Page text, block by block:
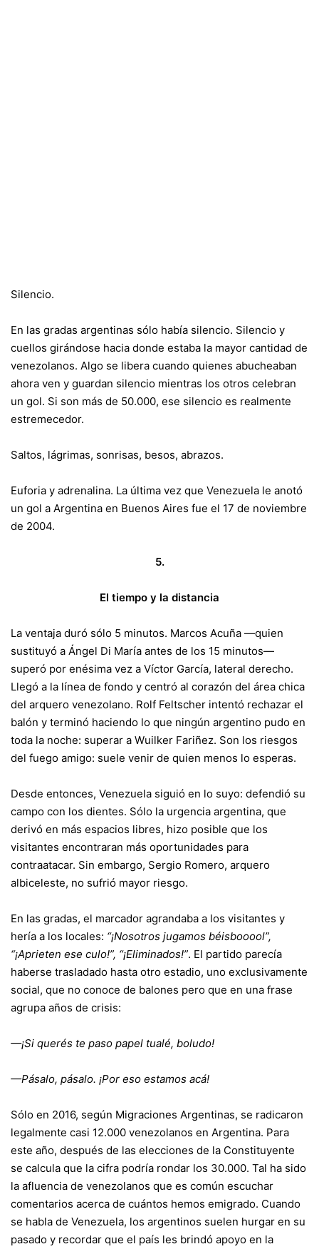
Silencio.
En las gradas argentinas sólo había silencio. Silencio y
cuellos girándose hacia donde estaba la mayor cantidad de
venezolanos. Algo se libera cuando quienes abucheaban
ahora ven y guardan silencio mientras los otros celebran
un gol. Si son más de 50.000, ese silencio es realmente
estremecedor.
Saltos, lágrimas, sonrisas, besos, abrazos.
Euforia y adrenalina. La última vez que Venezuela le anotó
un gol a Argentina en Buenos Aires fue el 17 de noviembre
de 2004.
5.
El tiempo y la distancia
La ventaja duró sólo 5 minutos. Marcos Acuña —quien
sustituyó a Ángel Di María antes de los 15 minutos—
superó por enésima vez a Víctor García, lateral derecho.
Llegó a la línea de fondo y centró al corazón del área chica
del arquero venezolano. Rolf Feltscher intentó rechazar el
balón y terminó haciendo lo que ningún argentino pudo en
toda la noche: superar a Wuilker Fariñez. Son los riesgos
del fuego amigo: suele venir de quien menos lo esperas.
Desde entonces, Venezuela siguió en lo suyo: defendió su
campo con los dientes. Sólo la urgencia argentina, que
derivó en más espacios libres, hizo posible que los
visitantes encontraran más oportunidades para
contraatacar. Sin embargo, Sergio Romero, arquero
albiceleste, no sufrió mayor riesgo.
En las gradas, el marcador agrandaba a los visitantes y
hería a los locales: “¡Nosotros jugamos béisbooool”,
“¡Aprieten ese culo!”, “¡Eliminados!”. El partido parecía
haberse trasladado hasta otro estadio, uno exclusivamente
social, que no conoce de balones pero que en una frase
agrupa años de crisis:
—¡Si querés te paso papel tualé, boludo!
—Pásalo, pásalo. ¡Por eso estamos acá!
Sólo en 2016, según Migraciones Argentinas, se radicaron
legalmente casi 12.000 venezolanos en Argentina. Para
este año, después de las elecciones de la Constituyente
se calcula que la cifra podría rondar los 30.000. Tal ha sido
la afluencia de venezolanos que es común escuchar
comentarios acerca de cuántos hemos emigrado. Cuando
se habla de Venezuela, los argentinos suelen hurgar en su
pasado y recordar que el país les brindó apoyo en la